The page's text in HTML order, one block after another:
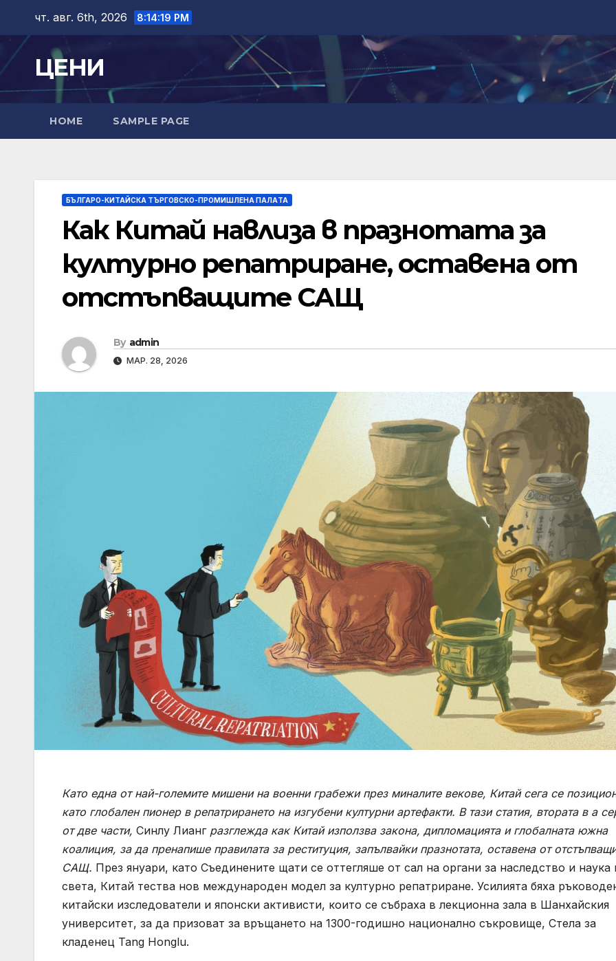
content
чт. авг. 6th, 2026 8:14:20 PM
ЦЕНИ
HOME SAMPLE PAGE
БЪЛГАРО-КИТАЙСКА ТЪРГОВСКО-ПРОМИШЛЕНА ПАЛAТА
Как Китай навлиза в празнотата за
културно репатриране, оставена от
отстъпващите САЩ
By admin
МАР. 28, 2026
Като една от най-големите мишени на военни грабежи през миналите векове, Китай сега се
като глобален пионер в репатрирането на изгубени културни артефакти. В тази статия, втората в a
от две части, Синлу Лианг разглежда как Китай използва закона, дипломацията и глобалната южна
коалиция, за да пренапише правилата за реституция, запълвайки празнотата, оставена от
САЩ. През януари, като Съединените щати се оттегляше от сал на органи за наследство и наука
света, Китай тества нов международен модел за културно репатриране. Усилията бяха
китайски изследователи и японски активисти, които се събраха в лекционна зала в Шанхайския
университет, за да призоват за връщането на 1300-годишно национално съкровище, Стела за
кладенец Tang Honglu.